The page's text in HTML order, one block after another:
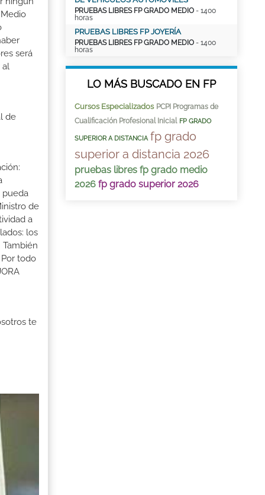
será
al
de
pueda
de
a
los
todo
te
PRUEBAS LIBRES FP GRADO MEDIO - 1400
horas
PRUEBAS LIBRES FP JOYERÍA
PRUEBAS LIBRES FP GRADO MEDIO - 1400
horas
LO MÁS BUSCADO EN FP
Cursos Especializados PCPI Programas de
Cualificación Profesional Inicial FP GRADO
SUPERIOR A DISTANCIA fp grado
superior a distancia 2026
pruebas libres fp grado medio
2026 fp grado superior 2026